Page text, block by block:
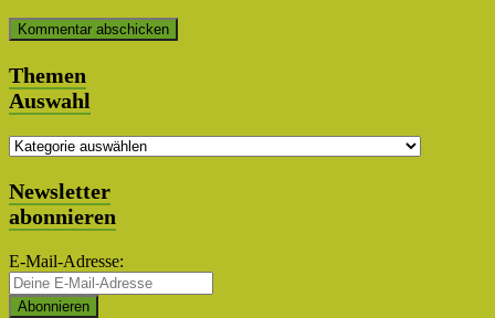
Themen
Auswahl
Themen
Newsletter
abonnieren
E-Mail-Adresse: